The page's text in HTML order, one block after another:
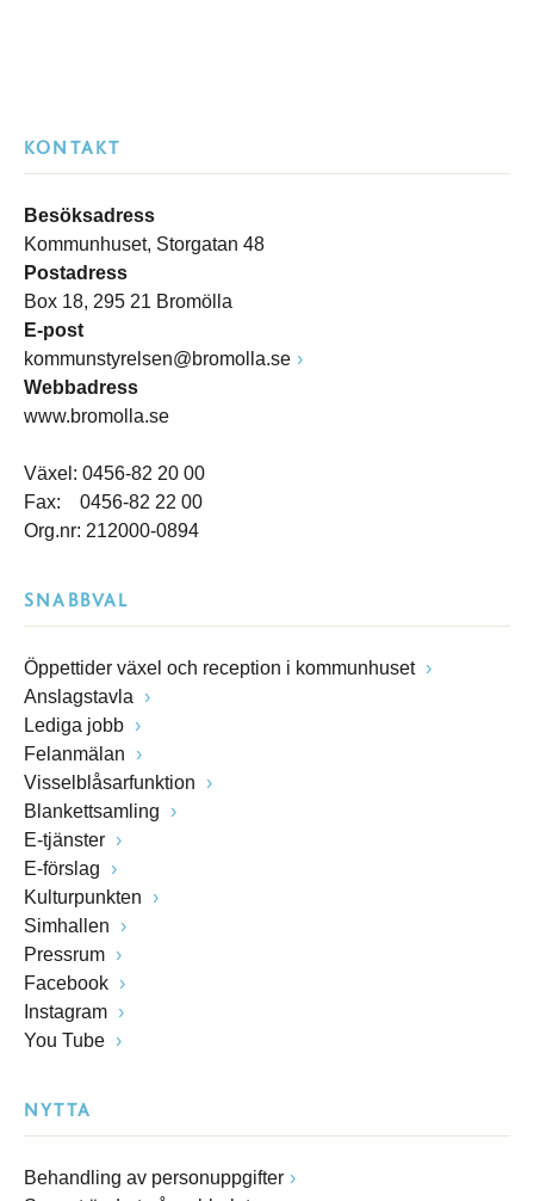
KONTAKT
Besöksadress
Kommunhuset, Storgatan 48
Postadress
Box 18, 295 21 Bromölla
E-post
kommunstyrelsen@bromolla.se
Webbadress
www.bromolla.se
Växel: 0456-82 20 00
Fax: 0456-82 22 00
Org.nr: 212000-0894
SNABBVAL
Öppettider växel och reception i kommunhuset
Anslagstavla
Lediga jobb
Felanmälan
Visselblåsarfunktion
Blankettsamling
E-tjänster
E-förslag
Kulturpunkten
Simhallen
Pressrum
Facebook
Instagram
You Tube
NYTTA
Behandling av personuppgifter